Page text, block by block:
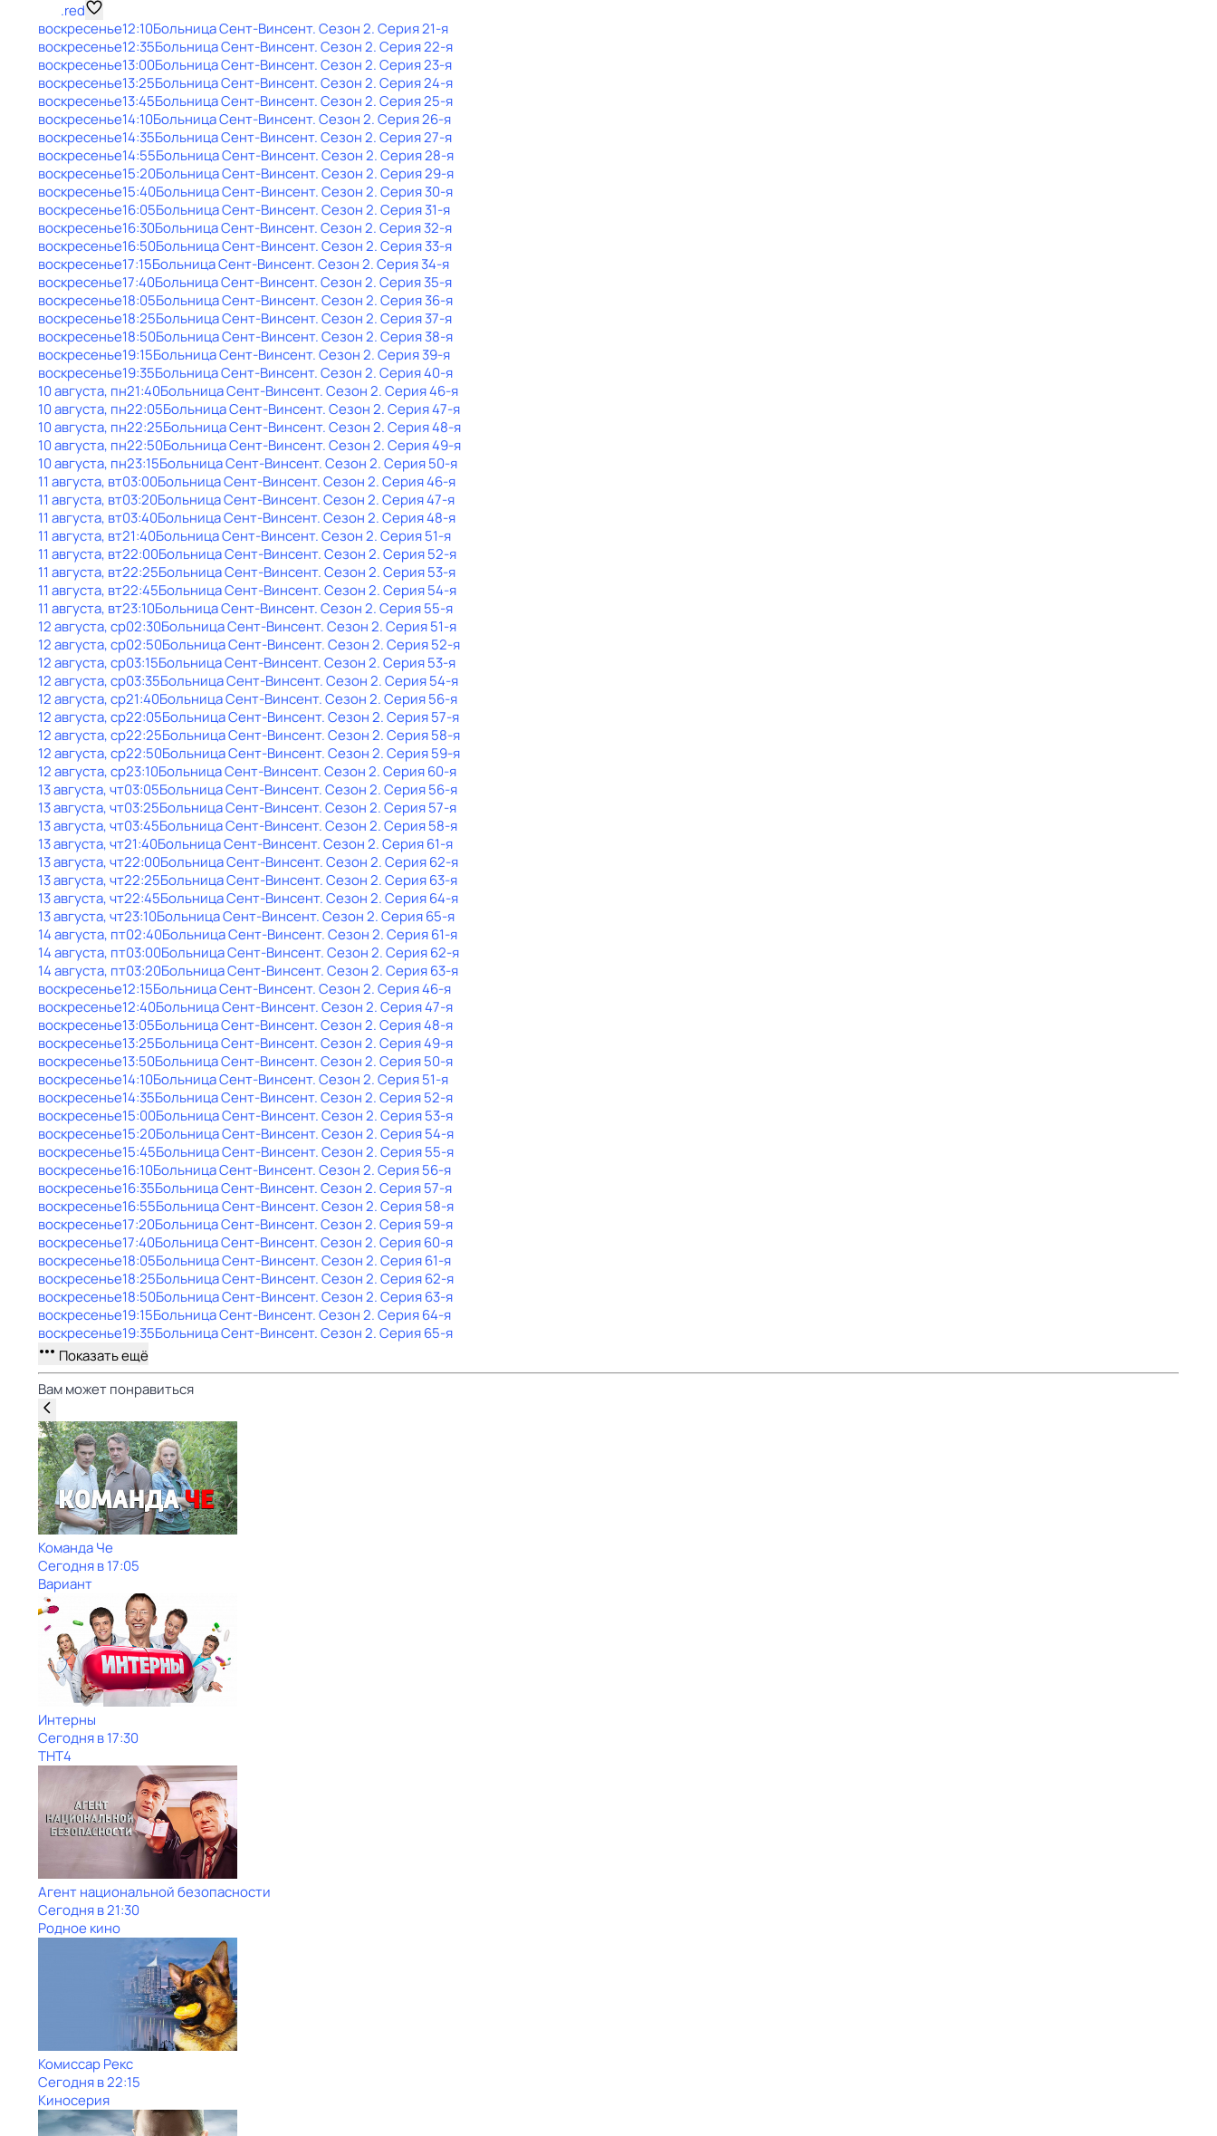
.red
воскресенье12:10Больница Сент-Винсент. Сезон 2. Серия 21-я
воскресенье12:35Больница Сент-Винсент. Сезон 2. Серия 22-я
воскресенье13:00Больница Сент-Винсент. Сезон 2. Серия 23-я
воскресенье13:25Больница Сент-Винсент. Сезон 2. Серия 24-я
воскресенье13:45Больница Сент-Винсент. Сезон 2. Серия 25-я
воскресенье14:10Больница Сент-Винсент. Сезон 2. Серия 26-я
воскресенье14:35Больница Сент-Винсент. Сезон 2. Серия 27-я
воскресенье14:55Больница Сент-Винсент. Сезон 2. Серия 28-я
воскресенье15:20Больница Сент-Винсент. Сезон 2. Серия 29-я
воскресенье15:40Больница Сент-Винсент. Сезон 2. Серия 30-я
воскресенье16:05Больница Сент-Винсент. Сезон 2. Серия 31-я
воскресенье16:30Больница Сент-Винсент. Сезон 2. Серия 32-я
воскресенье16:50Больница Сент-Винсент. Сезон 2. Серия 33-я
воскресенье17:15Больница Сент-Винсент. Сезон 2. Серия 34-я
воскресенье17:40Больница Сент-Винсент. Сезон 2. Серия 35-я
воскресенье18:05Больница Сент-Винсент. Сезон 2. Серия 36-я
воскресенье18:25Больница Сент-Винсент. Сезон 2. Серия 37-я
воскресенье18:50Больница Сент-Винсент. Сезон 2. Серия 38-я
воскресенье19:15Больница Сент-Винсент. Сезон 2. Серия 39-я
воскресенье19:35Больница Сент-Винсент. Сезон 2. Серия 40-я
10 августа, пн21:40Больница Сент-Винсент. Сезон 2. Серия 46-я
10 августа, пн22:05Больница Сент-Винсент. Сезон 2. Серия 47-я
10 августа, пн22:25Больница Сент-Винсент. Сезон 2. Серия 48-я
10 августа, пн22:50Больница Сент-Винсент. Сезон 2. Серия 49-я
10 августа, пн23:15Больница Сент-Винсент. Сезон 2. Серия 50-я
11 августа, вт03:00Больница Сент-Винсент. Сезон 2. Серия 46-я
11 августа, вт03:20Больница Сент-Винсент. Сезон 2. Серия 47-я
11 августа, вт03:40Больница Сент-Винсент. Сезон 2. Серия 48-я
11 августа, вт21:40Больница Сент-Винсент. Сезон 2. Серия 51-я
11 августа, вт22:00Больница Сент-Винсент. Сезон 2. Серия 52-я
11 августа, вт22:25Больница Сент-Винсент. Сезон 2. Серия 53-я
11 августа, вт22:45Больница Сент-Винсент. Сезон 2. Серия 54-я
11 августа, вт23:10Больница Сент-Винсент. Сезон 2. Серия 55-я
12 августа, ср02:30Больница Сент-Винсент. Сезон 2. Серия 51-я
12 августа, ср02:50Больница Сент-Винсент. Сезон 2. Серия 52-я
12 августа, ср03:15Больница Сент-Винсент. Сезон 2. Серия 53-я
12 августа, ср03:35Больница Сент-Винсент. Сезон 2. Серия 54-я
12 августа, ср21:40Больница Сент-Винсент. Сезон 2. Серия 56-я
12 августа, ср22:05Больница Сент-Винсент. Сезон 2. Серия 57-я
12 августа, ср22:25Больница Сент-Винсент. Сезон 2. Серия 58-я
12 августа, ср22:50Больница Сент-Винсент. Сезон 2. Серия 59-я
12 августа, ср23:10Больница Сент-Винсент. Сезон 2. Серия 60-я
13 августа, чт03:05Больница Сент-Винсент. Сезон 2. Серия 56-я
13 августа, чт03:25Больница Сент-Винсент. Сезон 2. Серия 57-я
13 августа, чт03:45Больница Сент-Винсент. Сезон 2. Серия 58-я
13 августа, чт21:40Больница Сент-Винсент. Сезон 2. Серия 61-я
13 августа, чт22:00Больница Сент-Винсент. Сезон 2. Серия 62-я
13 августа, чт22:25Больница Сент-Винсент. Сезон 2. Серия 63-я
13 августа, чт22:45Больница Сент-Винсент. Сезон 2. Серия 64-я
13 августа, чт23:10Больница Сент-Винсент. Сезон 2. Серия 65-я
14 августа, пт02:40Больница Сент-Винсент. Сезон 2. Серия 61-я
14 августа, пт03:00Больница Сент-Винсент. Сезон 2. Серия 62-я
14 августа, пт03:20Больница Сент-Винсент. Сезон 2. Серия 63-я
воскресенье12:15Больница Сент-Винсент. Сезон 2. Серия 46-я
воскресенье12:40Больница Сент-Винсент. Сезон 2. Серия 47-я
воскресенье13:05Больница Сент-Винсент. Сезон 2. Серия 48-я
воскресенье13:25Больница Сент-Винсент. Сезон 2. Серия 49-я
воскресенье13:50Больница Сент-Винсент. Сезон 2. Серия 50-я
воскресенье14:10Больница Сент-Винсент. Сезон 2. Серия 51-я
воскресенье14:35Больница Сент-Винсент. Сезон 2. Серия 52-я
воскресенье15:00Больница Сент-Винсент. Сезон 2. Серия 53-я
воскресенье15:20Больница Сент-Винсент. Сезон 2. Серия 54-я
воскресенье15:45Больница Сент-Винсент. Сезон 2. Серия 55-я
воскресенье16:10Больница Сент-Винсент. Сезон 2. Серия 56-я
воскресенье16:35Больница Сент-Винсент. Сезон 2. Серия 57-я
воскресенье16:55Больница Сент-Винсент. Сезон 2. Серия 58-я
воскресенье17:20Больница Сент-Винсент. Сезон 2. Серия 59-я
воскресенье17:40Больница Сент-Винсент. Сезон 2. Серия 60-я
воскресенье18:05Больница Сент-Винсент. Сезон 2. Серия 61-я
воскресенье18:25Больница Сент-Винсент. Сезон 2. Серия 62-я
воскресенье18:50Больница Сент-Винсент. Сезон 2. Серия 63-я
воскресенье19:15Больница Сент-Винсент. Сезон 2. Серия 64-я
воскресенье19:35Больница Сент-Винсент. Сезон 2. Серия 65-я
Показать ещё
Вам может понравиться
Команда Че
Сегодня в 17:05
Вариант
Интерны
Сегодня в 17:30
ТНТ4
Агент национальной безопасности
Сегодня в 21:30
Родное кино
Комиссар Рекс
Сегодня в 22:15
Киносерия